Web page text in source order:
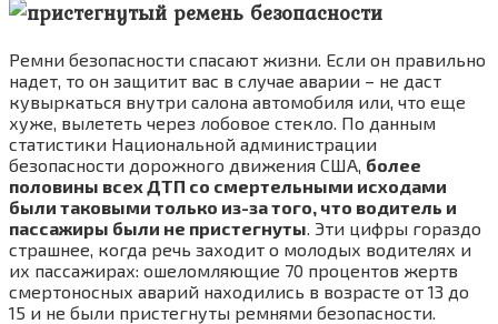
Ремни безопасности спасают жизни. Если он правильно
надет, то он защитит вас в случае аварии – не даст
кувыркаться внутри салона автомобиля или, что еще
хуже, вылететь через лобовое стекло. По данным
статистики Национальной администрации
безопасности дорожного движения США, более
половины всех ДТП со смертельными исходами
были таковыми только из-за того, что водитель и
пассажиры были не пристегнуты. Эти цифры гораздо
страшнее, когда речь заходит о молодых водителях и
их пассажирах: ошеломляющие 70 процентов жертв
смертоносных аварий находились в возрасте от 13 до
15 и не были пристегнуты ремнями безопасности.